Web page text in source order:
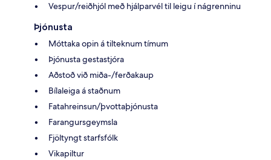
Vespur/reiðhjól með hjálparvél til leigu í nágrenninu
Þjónusta
Móttaka opin á tilteknum tímum
Þjónusta gestastjóra
Aðstoð við miða-/ferðakaup
Bílaleiga á staðnum
Fatahreinsun/þvottaþjónusta
Farangursgeymsla
Fjöltyngt starfsfólk
Vikapiltur